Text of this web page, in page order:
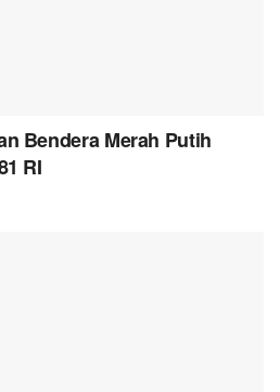
Bendera Merah Putih
RI